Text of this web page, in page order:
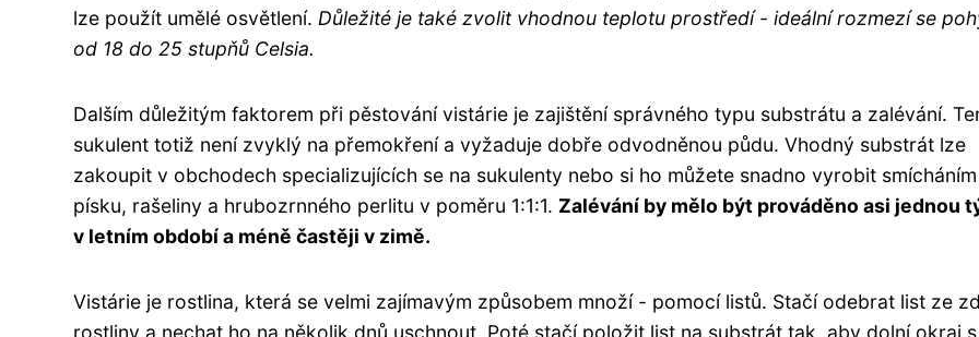
lze použít umělé osvětlení. Důležité je také zvolit vhodnou teplotu prostředí - ideální rozmezí se
od 18 do 25 stupňů Celsia.
Dalším důležitým faktorem při pěstování vistárie je zajištění správného typu substrátu a zalévání.
sukulent totiž není zvyklý na přemokření a vyžaduje dobře odvodněnou půdu. Vhodný substrát lze
zakoupit v obchodech specializujících se na sukulenty nebo si ho můžete snadno vyrobit smícháním
písku, rašeliny a hrubozrnného perlitu v poměru 1:1:1. Zalévání by mělo být prováděno asi jednou
v letním období a méně častěji v zimě.
Vistárie je rostlina, která se velmi zajímavým způsobem množí - pomocí listů. Stačí odebrat list ze
rostliny a nechat ho na několik dnů uschnout. Poté stačí položit list na substrát tak, aby dolní okraj s